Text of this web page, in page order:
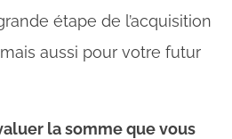
étape de l’acquisition
aussi pour votre futur
la somme que vous